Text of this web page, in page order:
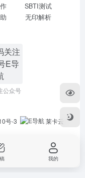
SBTI测试
无印解析
公众号
号-3
莱卡云
我的